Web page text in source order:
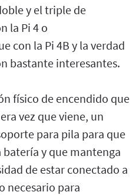
y el triple de
la Pi 4 o
con la Pi 4B y la verdad
bastante interesantes.
físico de encendido que
vez que viene, un
para pila para que
y que mantenga
de estar conectado a
necesario para